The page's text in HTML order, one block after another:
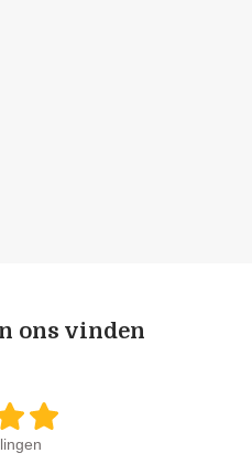
ons vinden